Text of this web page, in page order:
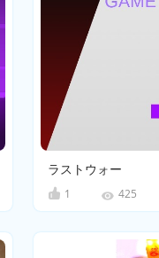
ラストウォー
1 425